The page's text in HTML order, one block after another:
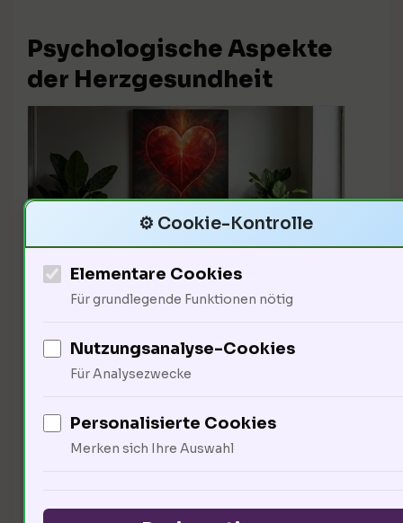
Psychologische Aspekte
der Herzgesundheit
Psychische Belastungen können
Gesundheit auswirken. Studien
zeigen, dass Frauen mit hohem
Stresslevel ein um 30 % höheres
haben.führt zu erhöhtem Blutdruck
⚙️ Cookie-Kontrolle
Elementare Cookies
Für grundlegende Funktionen nötig
Nutzungsanalyse-Cookies
Für Analysezwecke
Personalisierte Cookies
Merken sich Ihre Auswahl